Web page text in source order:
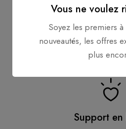
Livraison
Livraison Gratuite pour les
de 60
Support
Vous ne voulez
Soyez les premiers
nouveautés, les offres
plus